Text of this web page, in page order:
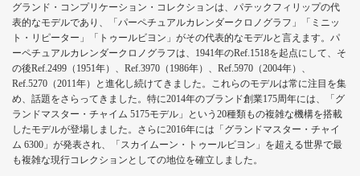
グランド・コンプリケーション・コレクションは、パテックフィリップの代
表的なモデルであり、「パーペチュアルカレンダークロノグラフ」「ミニッ
ト・リピーター」「トゥールビヨン」がその代表的なモデルと言えます。パ
ーペチュアルカレンダークロノグラフは、1941年のRef.1518を起点にして、そ
の後Ref.2499（1951年）、Ref.3970（1986年）、Ref.5970（2004年）、
Ref.5270（2011年）と進化し続けてきました。これらのモデルは常に注目を集
め、話題をさらってきました。特に2014年のブランド創業175周年には、「グ
ランドマスター・チャイム 5175モデル」という20種類もの複雑な機構を搭載
したモデルが登場しました。さらに2016年には「グランドマスター・チャイ
ム 6300」が発表され、「スカイムーン・トゥールビヨン」を超える世界で最
も複雑な現行コレクションとしての地位を確立しました。